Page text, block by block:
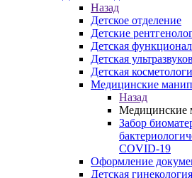
Назад
Детское отделение
Детские
Детская
Детская
Детская
Медицинские
Назад
Медицинские
Забор
COVID-19
Оформление
Детская гинекология